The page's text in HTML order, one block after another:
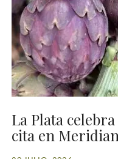
La Plata
cita en